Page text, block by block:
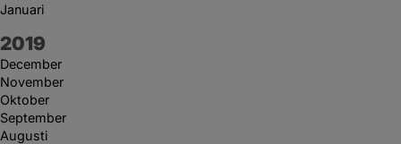
Januari
År:
2019
December
November
Oktober
September
Augusti